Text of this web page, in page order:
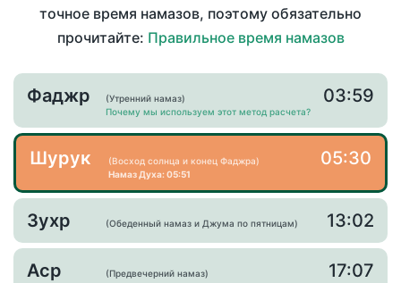
точное время намазов, поэтому обязательно
прочитайте: Правильное время намазов
Фаджр
(Утренний намаз)
Почему мы используем этот метод расчета?
03:59
Шурук
(Восход солнца и конец Фаджра)
Намаз Духа: 05:51
05:30
Зухр (Обеденный намаз и Джума по пятницам) 13:02
Аср (Предвечерний намаз) 17:07